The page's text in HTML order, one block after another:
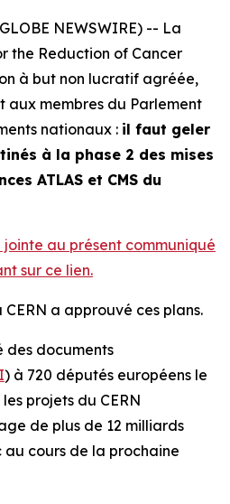
NEWSWIRE) -- La
the Reduction of Cancer
à but non lucratif agréée,
aux membres du Parlement
nationaux : il faut geler
à la phase 2 des mises
ATLAS et CMS du
au présent communiqué
sur ce lien.
CERN a approuvé ces plans.
des documents
) à 720 députés européens le
les projets du CERN
de plus de 12 milliards
au cours de la prochaine